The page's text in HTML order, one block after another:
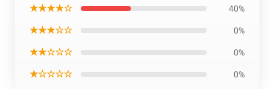
★★★★☆ 40%
★★★☆☆ 0%
★★☆☆☆ 0%
★☆☆☆☆ 0%